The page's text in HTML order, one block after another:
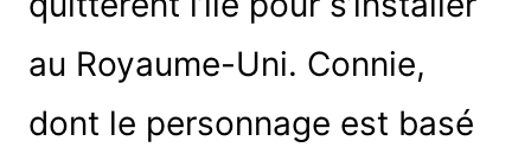
au Royaume-Uni. Connie,
dont le personnage est basé